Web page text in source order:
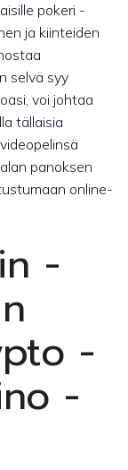
pokeri -
ja kiinteiden
selvä syy
voi johtaa
tällaisia
panoksen
online-
-
-
-